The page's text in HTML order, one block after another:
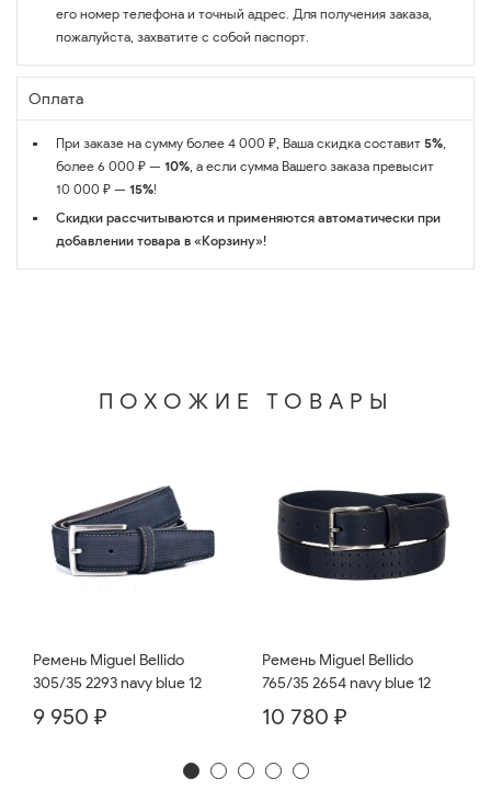
его номер телефона и точный адрес. Для получения заказа,
пожалуйста, захватите с собой паспорт.
Оплата
При заказе на сумму более 4 000 ₽, Ваша скидка составит 5%,
более 6 000 ₽ — 10%, а если сумма Вашего заказа превысит
10 000 ₽ — 15%!
Скидки рассчитываются и применяются автоматически при
добавлении товара в «Корзину»!
ПОХОЖИЕ ТОВАРЫ
Ремень Miguel Bellido
305/35 2293 navy blue 12
9 950 ₽
Ремень Miguel Bellido
765/35 2654 navy blue 12
10 780 ₽